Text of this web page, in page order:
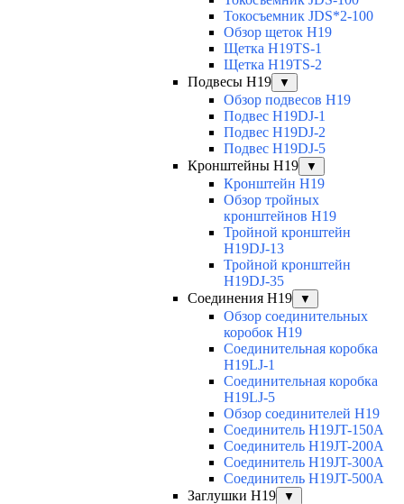
Токосъемник JDS*2-100
Обзор щеток H19
Щетка H19TS-1
Щетка H19TS-2
Подвесы H19
▼
Обзор подвесов H19
Подвес H19DJ-1
Подвес H19DJ-2
Подвес H19DJ-5
Кронштейны H19
▼
Кронштейн H19
Обзор тройных
кронштейнов H19
Тройной кронштейн
H19DJ-13
Тройной кронштейн
H19DJ-35
Соединения H19
▼
Обзор соединительных
коробок H19
Соединительная коробка
H19LJ-1
Соединительная коробка
H19LJ-5
Обзор соединителей H19
Соединитель H19JT-150A
Соединитель H19JT-200A
Соединитель H19JT-300A
Соединитель H19JT-500A
Заглушки H19
▼